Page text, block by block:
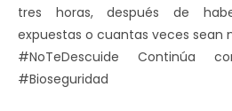
tres horas, después de
expuestas o cuantas veces sean
#NoTeDescuide Continúa
#Bioseguridad